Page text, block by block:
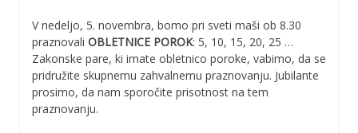
V nedeljo, 5. novembra, bomo pri sveti maši ob 8.30
praznovali OBLETNICE POROK: 5, 10, 15, 20, 25 …
Zakonske pare, ki imate obletnico poroke, vabimo, da se
pridružite skupnemu zahvalnemu praznovanju. Jubilante
prosimo, da nam sporočite prisotnost na tem
praznovanju.